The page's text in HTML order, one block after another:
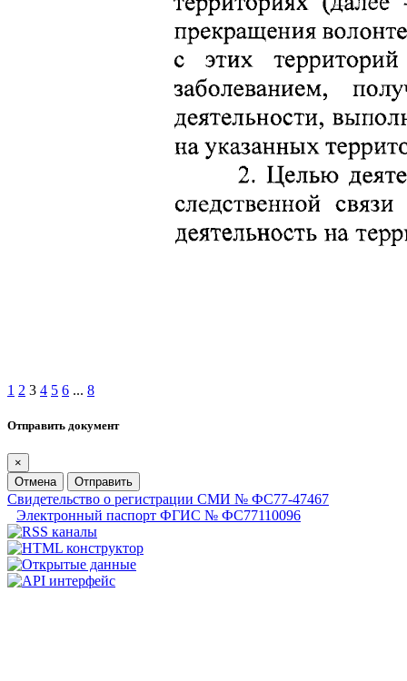
1 2 3 4 5 6 ... 8
Отправить документ
×
Отмена
Отправить
Свидетельство о регистрации СМИ № ФС77-47467
Электронный паспорт ФГИС № ФС77110096